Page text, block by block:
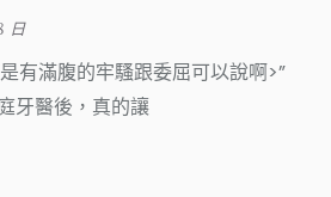
日
有滿腹的牢騷跟委屈可以說啊>”
牙醫後，真的讓